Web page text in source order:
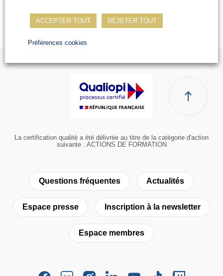
Champion suivant
La certification qualité a été délivrée au titre de la catégorie d'action
suivante : ACTIONS DE FORMATION
Questions fréquentes Actualités
Espace presse Inscription à la newsletter
Espace membres
ACCEPTER TOUT REJETER TOUT
Préférences cookies